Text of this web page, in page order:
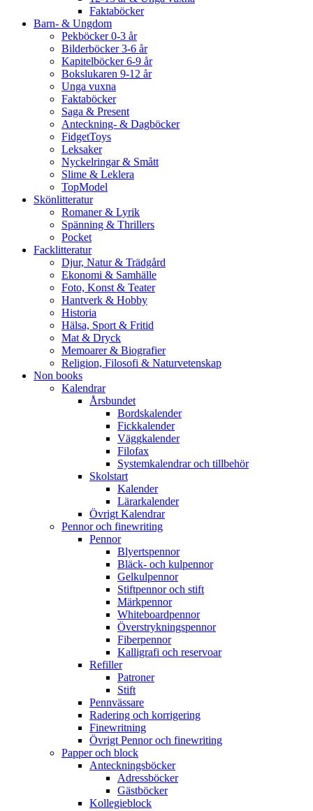
Faktaböcker
Barn- & Ungdom
Pekböcker 0-3 år
Bilderböcker 3-6 år
Kapitelböcker 6-9 år
Bokslukaren 9-12 år
Unga vuxna
Faktaböcker
Saga & Present
Anteckning- & Dagböcker
FidgetToys
Leksaker
Nyckelringar & Smått
Slime & Leklera
TopModel
Skönlitteratur
Romaner & Lyrik
Spänning & Thrillers
Pocket
Facklitteratur
Djur, Natur & Trädgård
Ekonomi & Samhälle
Foto, Konst & Teater
Hantverk & Hobby
Historia
Hälsa, Sport & Fritid
Mat & Dryck
Memoarer & Biografier
Religion, Filosofi & Naturvetenskap
Non books
Kalendrar
Årsbundet
Bordskalender
Fickkalender
Väggkalender
Filofax
Systemkalendrar och tillbehör
Skolstart
Kalender
Lärarkalender
Övrigt Kalendrar
Pennor och finewriting
Pennor
Blyertspennor
Bläck- och kulpennor
Gelkulpennor
Stiftpennor och stift
Märkpennor
Whiteboardpennor
Överstrykningspennor
Fiberpennor
Kalligrafi och reservoar
Refiller
Patroner
Stift
Pennvässare
Radering och korrigering
Finewritning
Övrigt Pennor och finewriting
Papper och block
Anteckningsböcker
Adressböcker
Gästböcker
Kollegieblock